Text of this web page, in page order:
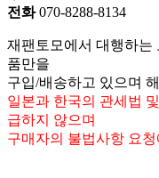
전화070-8288-8134
재팬토모에서 대행하는
품만을
구입/배송하고 있으며
일본과 한국의 관세법
급하지 않으며
구매자의 불법사항 요